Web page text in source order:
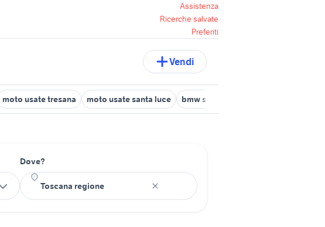
Assistenza
Ricerche salvate
Preferiti
Vendi
moto usate tresana moto usate santa luce bmw san casciano in val di pesa
Dove?